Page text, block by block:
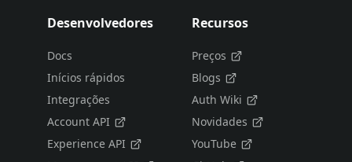
Desenvolvedores
Docs
Inícios rápidos
Integrações
Account API
Experience API
Recursos
Preços
Blogs
Auth Wiki
Novidades
YouTube